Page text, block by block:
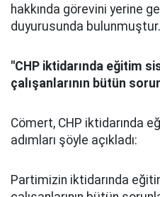
hakkında görevini yerine
duyurusunda
"CHP iktidarında eğitim
çalışanlarının bütün
Cömert, CHP iktidarında
adımları şöyle açıkladı:
Partimizin iktidarında